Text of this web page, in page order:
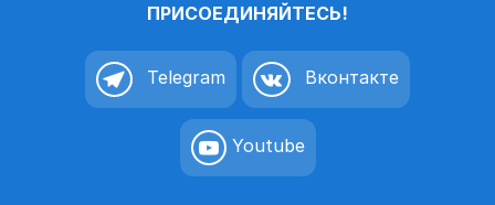
ПРИСОЕДИНЯЙТЕСЬ!
Telegram Вконтакте
Youtube